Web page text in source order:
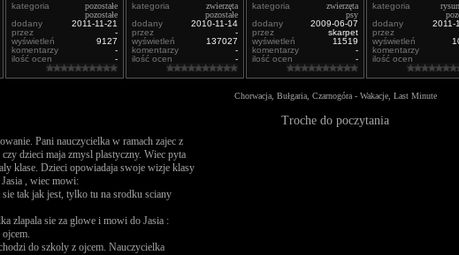
kategoria
pozostałe
pozostałe
dodany
2011-11-21
przez
-
wyświetleń
9127
komentarzy
-
ilość ocen
-
kategoria
zwierzęta
pozostałe
dodany
2010-11-14
przez
-
wyświetleń
137027
komentarzy
-
ilość ocen
-
kategoria
zwierzęta
psy
dodany
2009-06-07
przez
skarpet
wyświetleń
11519
komentarzy
-
ilość ocen
-
kategoria
dodany
2011-
przez
wyświetleń
komentarzy
ilość ocen
Chorwacja, Bułgaria, Czarnogóra - Wakacje, Last Minute
Troche do poczytania
Pani nauczycielka w ramach zajec z
dzieci maja zmysl plastyczny. Wiec pyta
klase. Dzieci opowiadaja swoje wizje klasy
, wiec mowi:
tak jak jest, tylko tu na srodku sciany
zlapala sie za glowe i mowi do Jasia :
do szkoly z ojcem. Nauczycielka